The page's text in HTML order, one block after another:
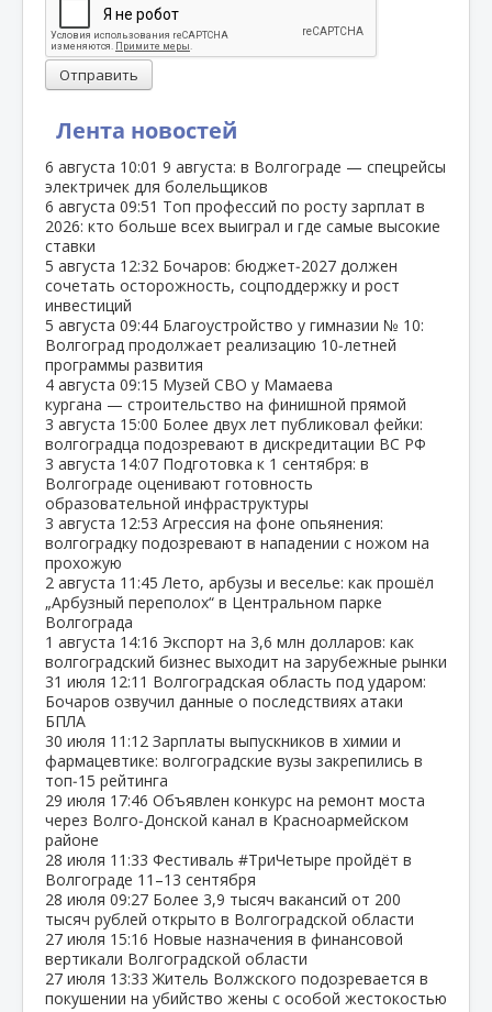
Лента новостей
6 августа 10:01 9 августа: в Волгограде — спецрейсы
электричек для болельщиков
6 августа 09:51 Топ профессий по росту зарплат в
2026: кто больше всех выиграл и где самые высокие
ставки
5 августа 12:32 Бочаров: бюджет‑2027 должен
сочетать осторожность, соцподдержку и рост
инвестиций
5 августа 09:44 Благоустройство у гимназии № 10:
Волгоград продолжает реализацию 10‑летней
программы развития
4 августа 09:15 Музей СВО у Мамаева
кургана — строительство на финишной прямой
3 августа 15:00 Более двух лет публиковал фейки:
волгоградца подозревают в дискредитации ВС РФ
3 августа 14:07 Подготовка к 1 сентября: в
Волгограде оценивают готовность
образовательной инфраструктуры
3 августа 12:53 Агрессия на фоне опьянения:
волгоградку подозревают в нападении с ножом на
прохожую
2 августа 11:45 Лето, арбузы и веселье: как прошёл
„Арбузный переполох“ в Центральном парке
Волгограда
1 августа 14:16 Экспорт на 3,6 млн долларов: как
волгоградский бизнес выходит на зарубежные рынки
31 июля 12:11 Волгоградская область под ударом:
Бочаров озвучил данные о последствиях атаки
БПЛА
30 июля 11:12 Зарплаты выпускников в химии и
фармацевтике: волгоградские вузы закрепились в
топ‑15 рейтинга
29 июля 17:46 Объявлен конкурс на ремонт моста
через Волго‑Донской канал в Красноармейском
районе
28 июля 11:33 Фестиваль #ТриЧетыре пройдёт в
Волгограде 11–13 сентября
28 июля 09:27 Более 3,9 тысяч вакансий от 200
тысяч рублей открыто в Волгоградской области
27 июля 15:16 Новые назначения в финансовой
вертикали Волгоградской области
27 июля 13:33 Житель Волжского подозревается в
покушении на убийство жены с особой жестокостью
Отправить